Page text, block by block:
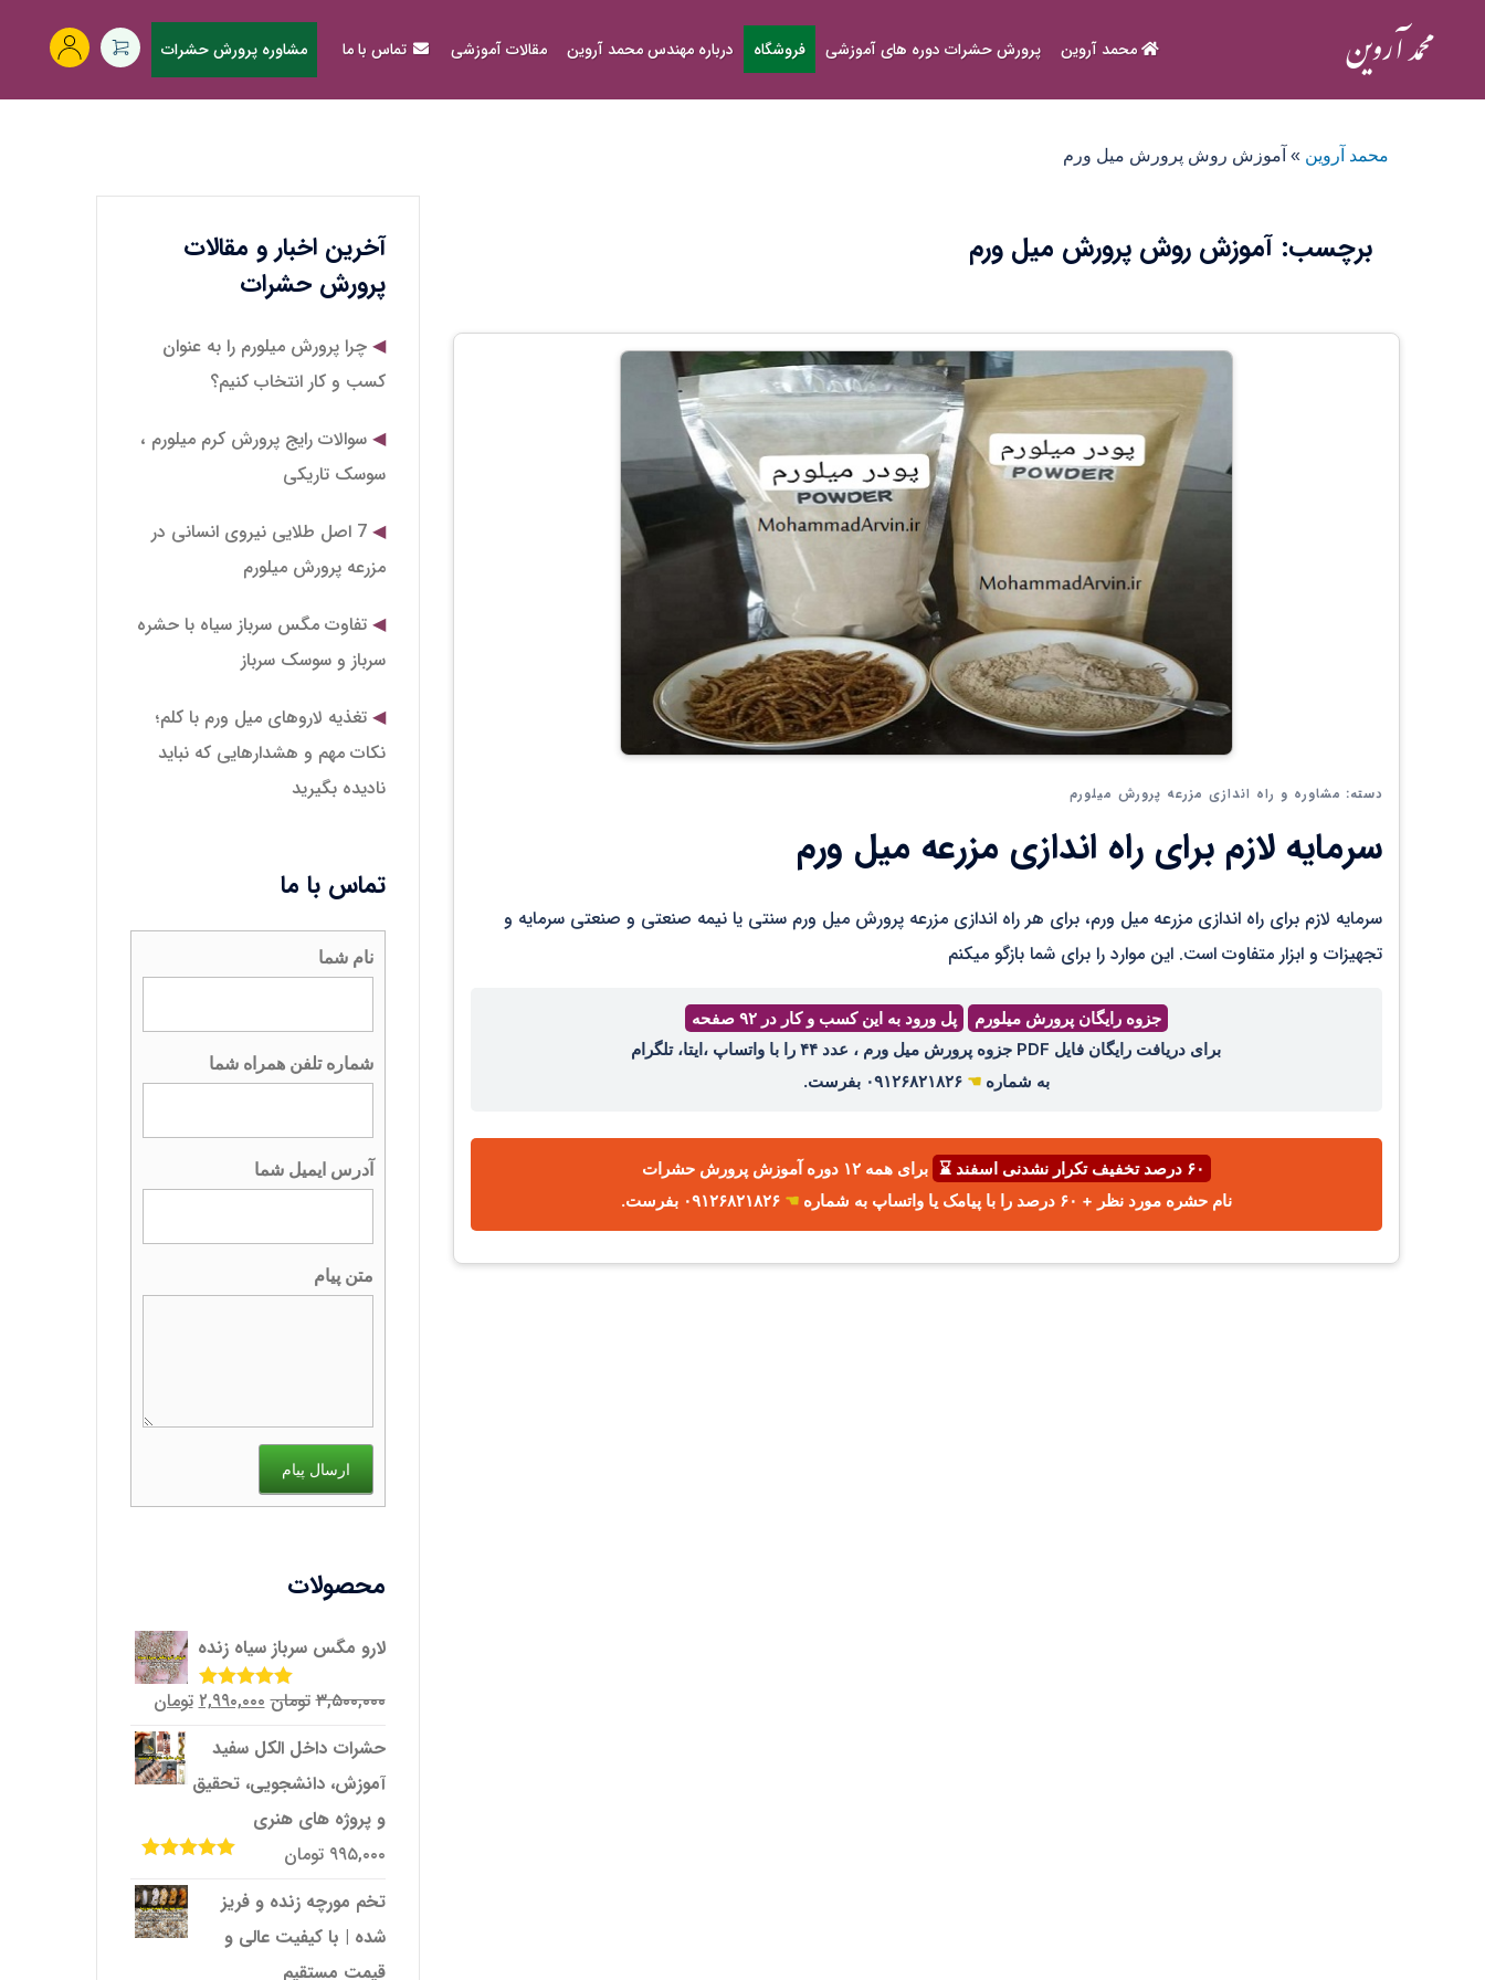
محمد آروین پرورش حشرات دوره های آموزشی فروشگاه درباره مهندس محمد آروین مقالات آموزشی تماس با ما مشاوره پرورش حشرات
محمد آروین » آموزش روش پرورش میل ورم
برچسب: آموزش روش پرورش میل ورم
دسته: مشاوره و راه اندازی مزرعه پرورش میلورم
سرمایه لازم برای راه اندازی مزرعه میل ورم
سرمایه لازم برای راه اندازی مزرعه میل ورم، برای هر راه اندازی مزرعه پرورش میل ورم سنتی یا نیمه صنعتی و صنعتی سرمایه و
تجهیزات و ابزار متفاوت است. این موارد را برای شما بازگو میکنم
جزوه رایگان پرورش میلورم
پل ورود به این کسب و کار در ۹۲ صفحه
برای دریافت رایگان فایل PDF جزوه پرورش میل ورم ، عدد ۴۴ را با واتساپ ،ایتا، تلگرام
به شماره☚ ۰۹۱۲۶۸۲۱۸۲۶ بفرست.
۶۰ درصد تخفیف تکرار نشدنی اسفند ⌛
برای همه ۱۲ دوره آموزش پرورش حشرات
نام حشره مورد نظر + ۶۰ درصد را با پیامک یا واتساپ به شماره
☚ ۰۹۱۲۶۸۲۱۸۲۶ بفرست.
آخرین اخبار و مقالات
پرورش حشرات
چرا پرورش میلورم را به عنوان
کسب و کار انتخاب کنیم؟
سوالات رایج پرورش کرم میلورم ،
سوسک تاریکی
7 اصل طلایی نیروی انسانی در
مزرعه پرورش میلورم
تفاوت مگس سرباز سیاه با حشره
سرباز و سوسک سرباز
تغذیه لاروهای میل‌ ورم با کلم؛
نکات مهم و هشدارهایی که نباید
نادیده بگیرید
تماس با ما
نام شما
شماره تلفن همراه شما
آدرس ایمیل شما
متن پیام
ارسال پیام
محصولات
لارو مگس سرباز سیاه زنده
امتیاز5.00از
۳,۵۰۰,۰۰۰ تومانقیمت
اصلی
۳,۵۰۰,۰۰۰تومان
۲,۹۹۰,۰۰۰ تومان
فعلی
حشرات داخل الکل سفید
آموزش، دانشجویی، تحقیق
و پروژه‌ های هنری
۹۹۵,۰۰۰ تومان
تخم مورچه زنده و فریز
شده | با کیفیت عالی و
قیمت مستقیم